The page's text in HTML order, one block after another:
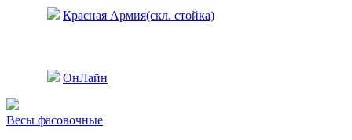
Красная Армия(скл. стойка)
ОнЛайн
Весы фасовочные